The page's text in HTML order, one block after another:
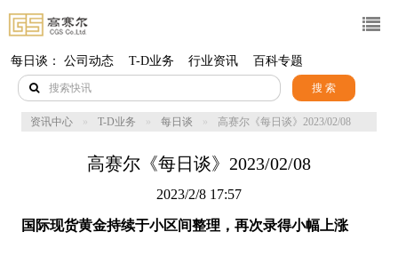
每日谈： 公司动态 T-D业务 行业资讯 百科专题
搜 索
资讯中心 T-D业务 每日谈 高赛尔《每日谈》2023/02/08
高赛尔《每日谈》2023/02/08
2023/2/8 17:57
国际现货黄金持续于小区间整理，再次录得小幅上涨